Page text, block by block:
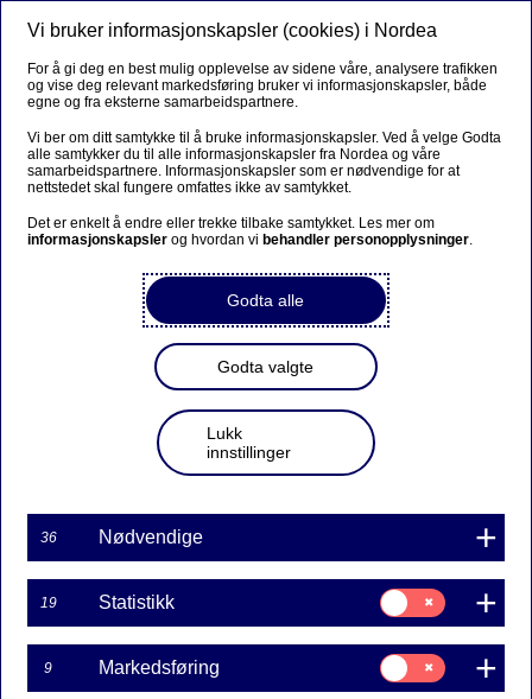
Vi bruker informasjonskapsler (cookies) i Nordea
For å gi deg en best mulig opplevelse av sidene våre, analysere trafikken
og vise deg relevant markedsføring bruker vi informasjonskapsler, både
egne og fra eksterne samarbeidspartnere.
Vi ber om ditt samtykke til å bruke informasjonskapsler. Ved å velge Godta
alle samtykker du til alle informasjonskapsler fra Nordea og våre
samarbeidspartnere. Informasjonskapsler som er nødvendige for at
nettstedet skal fungere omfattes ikke av samtykket.
Det er enkelt å endre eller trekke tilbake samtykket. Les mer om
informasjonskapsler og hvordan vi behandler personopplysninger.
Godta alle
Godta valgte
Lukk
innstillinger
36 Nødvendige
19 Statistikk
Samtykke
til:
Statistikk
9 Markedsføring
Samtykke
til: